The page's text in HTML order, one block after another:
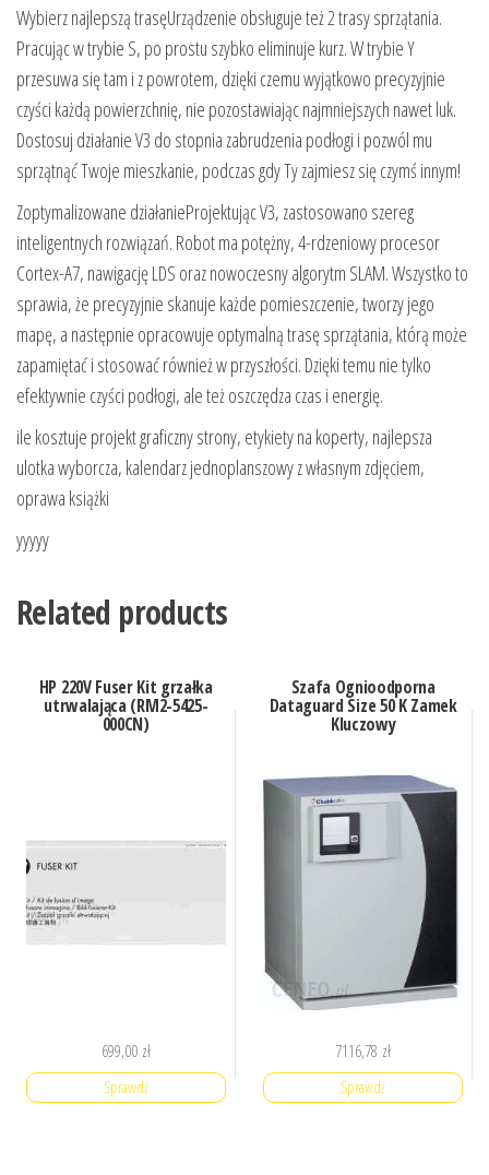
Wybierz najlepszą trasęUrządzenie obsługuje też 2 trasy sprzątania.
Pracując w trybie S, po prostu szybko eliminuje kurz. W trybie Y
przesuwa się tam i z powrotem, dzięki czemu wyjątkowo precyzyjnie
czyści każdą powierzchnię, nie pozostawiając najmniejszych nawet luk.
Dostosuj działanie V3 do stopnia zabrudzenia podłogi i pozwól mu
sprzątnąć Twoje mieszkanie, podczas gdy Ty zajmiesz się czymś innym!
Zoptymalizowane działanieProjektując V3, zastosowano szereg
inteligentnych rozwiązań. Robot ma potężny, 4-rdzeniowy procesor
Cortex-A7, nawigację LDS oraz nowoczesny algorytm SLAM. Wszystko to
sprawia, że precyzyjnie skanuje każde pomieszczenie, tworzy jego
mapę, a następnie opracowuje optymalną trasę sprzątania, którą może
zapamiętać i stosować również w przyszłości. Dzięki temu nie tylko
efektywnie czyści podłogi, ale też oszczędza czas i energię.
ile kosztuje projekt graficzny strony, etykiety na koperty, najlepsza
ulotka wyborcza, kalendarz jednoplanszowy z własnym zdjęciem,
oprawa książki
yyyyy
Related products
HP 220V Fuser Kit grzałka
utrwalająca (RM2-5425-
000CN)
699,00 zł
Sprawdź
Szafa Ognioodporna
Dataguard Size 50 K Zamek
Kluczowy
7116,78 zł
Sprawdź